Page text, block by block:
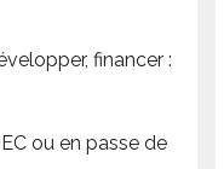
financer :
ou en passe de